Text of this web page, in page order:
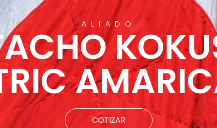
ALIADO
COTIZAR